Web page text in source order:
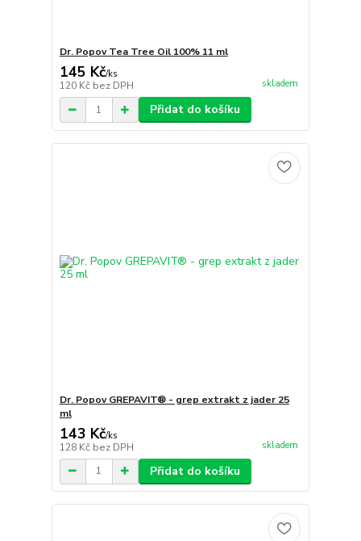
Dr. Popov Tea Tree Oil 100% 11 ml
145 Kč/ks
120 Kč bez DPH skladem
Přidat do košíku
Dr. Popov GREPAVIT® - grep extrakt z jader 25
ml
143 Kč/ks
128 Kč bez DPH skladem
Přidat do košíku